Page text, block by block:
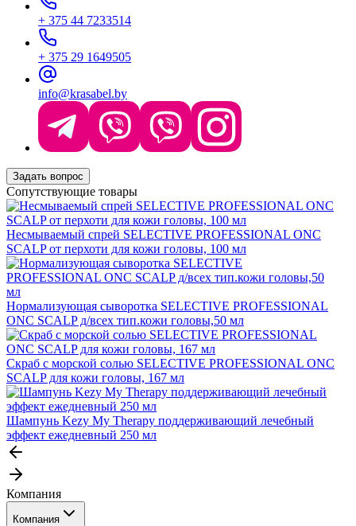
+ 375 44 7233514
+ 375 29 1649505
info@krasabel.by
Задать вопрос
Сопутствующие товары
Несмываемый спрей SELECTIVE PROFESSIONAL ONC
SCALP от перхоти для кожи головы, 100 мл
Нормализующая сыворотка SELECTIVE PROFESSIONAL
ONC SCALP д/всех тип.кожи головы,50 мл
Скраб с морской солью SELECTIVE PROFESSIONAL ONC
SCALP для кожи головы, 167 мл
Шампунь Kezy My Therapy поддерживающий лечебный
эффект ежедневный 250 мл
Компания
Компания